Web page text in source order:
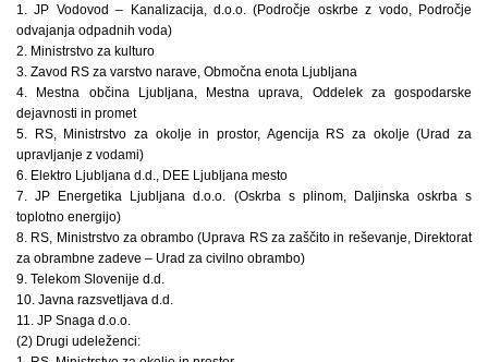
1. JP Vodovod – Kanalizacija, d.o.o. (Področje oskrbe z vodo, Področje
odvajanja odpadnih voda)
2. Ministrstvo za kulturo
3. Zavod RS za varstvo narave, Območna enota Ljubljana
4. Mestna občina Ljubljana, Mestna uprava, Oddelek za gospodarske
dejavnosti in promet
5. RS, Ministrstvo za okolje in prostor, Agencija RS za okolje (Urad za
upravljanje z vodami)
6. Elektro Ljubljana d.d., DEE Ljubljana mesto
7. JP Energetika Ljubljana d.o.o. (Oskrba s plinom, Daljinska oskrba s
toplotno energijo)
8. RS, Ministrstvo za obrambo (Uprava RS za zaščito in reševanje, Direktorat
za obrambne zadeve – Urad za civilno obrambo)
9. Telekom Slovenije d.d.
10. Javna razsvetljava d.d.
11. JP Snaga d.o.o.
(2) Drugi udeleženci: